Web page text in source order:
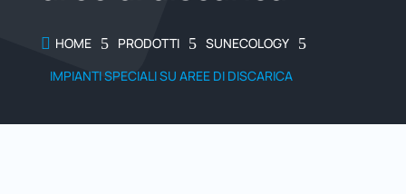
 HOME 5 PRODOTTI 5 SUNECOLOGY 5
IMPIANTI SPECIALI SU AREE DI DISCARICA